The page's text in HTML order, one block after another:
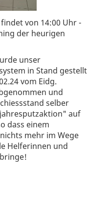
von 14:00 Uhr -
der heurigen
unser
in Stand gestellt
vom Eidg.
und
selber
auf
dass einem
mehr im Wege
Helferinnen und